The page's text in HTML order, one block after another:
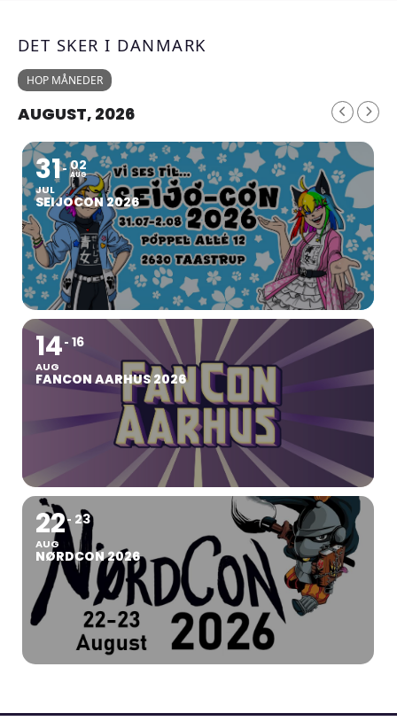
DET SKER I DANMARK
HOP MÅNEDER
AUGUST, 2026
31
JUL
02
AUG
SEIJOCON 2026
14
AUG
16
FANCON AARHUS 2026
22
AUG
23
NØRDCON 2026